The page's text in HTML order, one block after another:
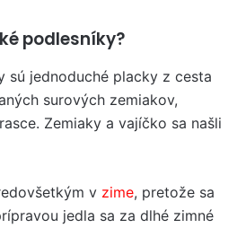
podlesníky?
sú jednoduché placky z cesta
surových zemiakov,
Zemiaky a vajíčko sa našli
v zime, pretože sa
jedla sa za dlhé zimné